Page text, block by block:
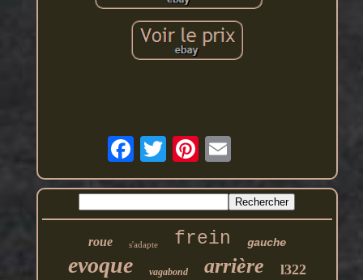
roue s'adapte frein gauche
evoque vagabond arrière l322